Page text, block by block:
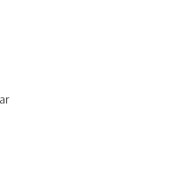
det används för att
skräddarsydda för varje
metaller som titan och
högpresterande utskrifter.